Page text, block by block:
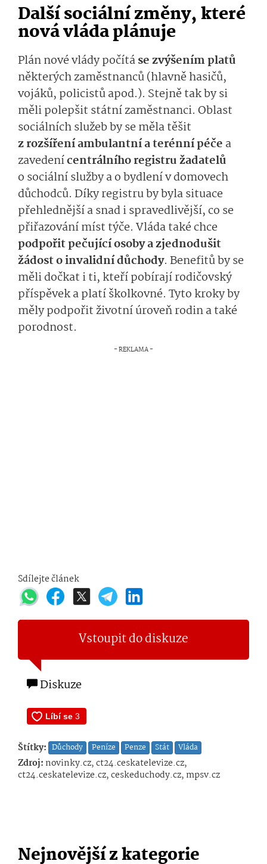
Další sociální změny, které
nová vláda plánuje
Plán nové vlády počításe zvýšením platů
některých zaměstnanců (hlavně hasičů,
vojáků, policistů apod.). Stejně tak by si
měli polepšit státní zaměstnanci. Oblast
sociálních služeb by se měla těšit
z rozšíření ambulantní a terénní péče a
zavedenícentrálního registru žadatelů
o sociální služby a o bydlení v domovech
důchodců. Díky registru by byla situace
přehlednější a snad i spravedlivější, co se
přiřazování míst týče. Vláda také chce
podpořit pečující osoby a zjednodušit
žádost o invalidní důchody. Benefitů by se
měli dočkat i ti, kteří pobírají rodičovský
příspěvek a platí školkovné. Tyto kroky by
měly podpořit životní úroveň rodin a také
porodnost.
Sdílejte článek
Vstoupit do diskuze
Diskuze
Štítky: Důchody Peníze Penze Stát Vláda
Zdroj: novinky.cz, ct24.ceskatelevize.cz,
ct24.ceskatelevize.cz, ceskeduchody.cz, mpsv.cz
Nejnovější z kategorie